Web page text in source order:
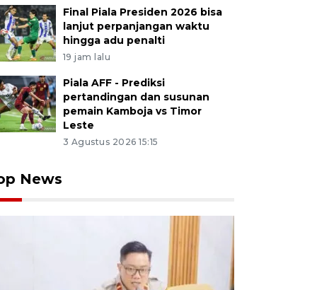
Final Piala Presiden 2026 bisa
lanjut perpanjangan waktu
hingga adu penalti
19 jam lalu
Piala AFF - Prediksi
pertandingan dan susunan
pemain Kamboja vs Timor
Leste
3 Agustus 2026 15:15
News